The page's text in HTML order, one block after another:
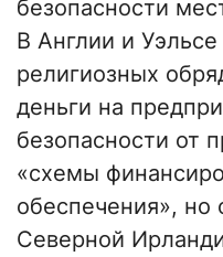
безопасности
В Англии и
религиозных
деньги на
безопасности от
«схемы
обеспечения», но
Северной